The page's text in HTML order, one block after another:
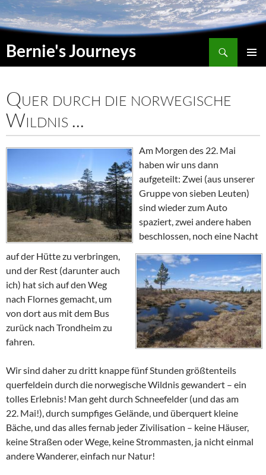
Bernie's Journeys
Suchen
Quer durch die norwegische
Wildnis ...
Am Morgen des 22. Mai
haben wir uns dann
aufgeteilt: Zwei (aus unserer
Gruppe von sieben Leuten)
sind wieder zum Auto
spaziert, zwei andere haben
beschlossen, noch eine Nacht
auf der Hütte zu verbringen,
und der Rest (darunter auch
ich) hat sich auf den Weg
nach Flornes gemacht, um
von dort aus mit dem Bus
zurück nach Trondheim zu
fahren.
Wir sind daher zu dritt knappe fünf Stunden größtenteils
querfeldein durch die norwegische Wildnis gewandert – ein
tolles Erlebnis! Man geht durch Schneefelder (und das am
22. Mai!), durch sumpfiges Gelände, und überquert kleine
Bäche, und das alles fernab jeder Zivilisation – keine Häuser,
keine Straßen oder Wege, keine Strommasten, ja nicht einmal
andere Wanderer, einfach nur Natur!